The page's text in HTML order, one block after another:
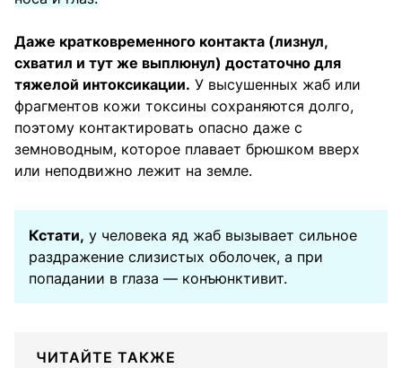
Даже кратковременного контакта (лизнул,
схватил и тут же выплюнул) достаточно для
тяжелой интоксикации. У высушенных жаб или
фрагментов кожи токсины сохраняются долго,
поэтому контактировать опасно даже с
земноводным, которое плавает брюшком вверх
или неподвижно лежит на земле.
Кстати, у человека яд жаб вызывает сильное
раздражение слизистых оболочек, а при
попадании в глаза — конъюнктивит.
ЧИТАЙТЕ ТАКЖЕ